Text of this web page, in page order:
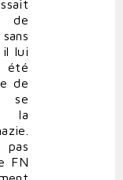
de
il lui
de
se
la
FN